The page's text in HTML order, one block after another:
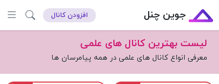
جوین چنل افزودن کانال
لیست بهترین کانال های علمی
معرفی انواع کانال های علمی در همه پیامرسان ها